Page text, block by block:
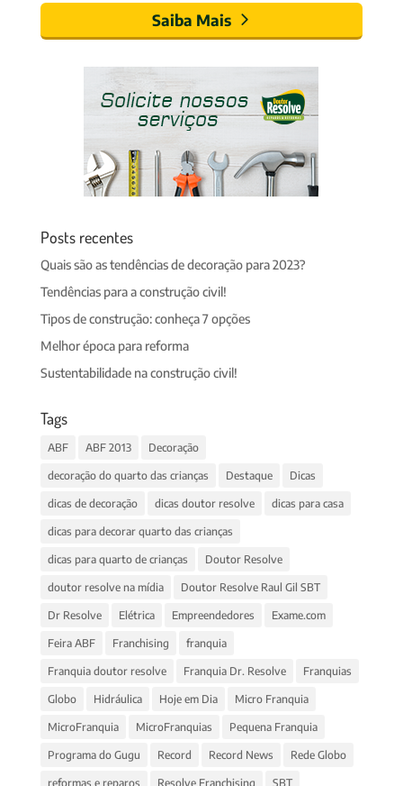
Saiba Mais
Posts recentes
Quais são as tendências de decoração para 2023?
Tendências para a construção civil!
Tipos de construção: conheça 7 opções
Melhor época para reforma
Sustentabilidade na construção civil!
Tags
ABF ABF 2013 Decoração
decoração do quarto das crianças Destaque Dicas
dicas de decoração dicas doutor resolve dicas para casa
dicas para decorar quarto das crianças
dicas para quarto de crianças Doutor Resolve
doutor resolve na mídia Doutor Resolve Raul Gil SBT
Dr Resolve Elétrica Empreendedores Exame.com
Feira ABF Franchising franquia
Franquia doutor resolve Franquia Dr. Resolve Franquias
Globo Hidráulica Hoje em Dia Micro Franquia
MicroFranquia MicroFranquias Pequena Franquia
Programa do Gugu Record Record News Rede Globo
reformas e reparos Resolve Franchising SBT